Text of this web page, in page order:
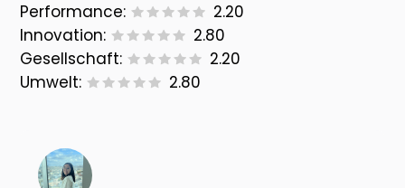
Performance:
2.20
Innovation:
2.80
Gesellschaft:
2.20
Umwelt:
2.80